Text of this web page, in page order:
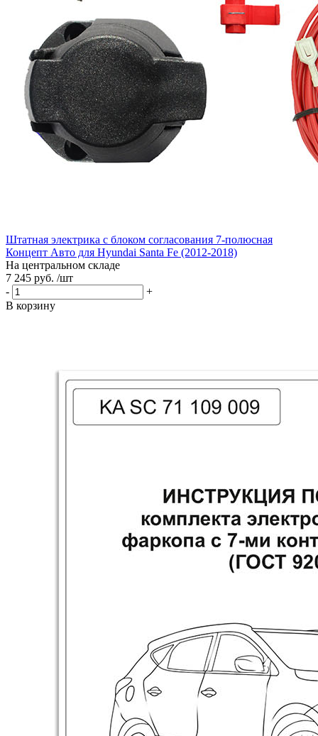
Штатная электрика с блоком согласования 7-полюсная
Концепт Авто для Hyundai Santa Fe (2012-2018)
На центральном складе
7 245 руб. /шт
-
+
В корзину